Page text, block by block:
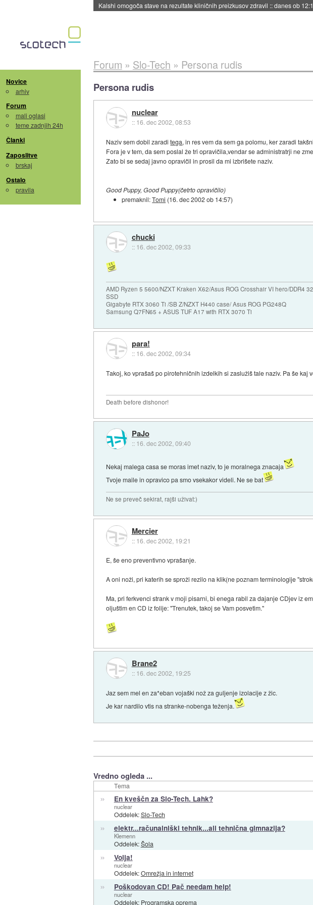
Kalshi omogoča stave na rezultate kliničnih preizkusov zdravil ::danes ob
Novice
arhiv
Forum
mali oglasi
teme zadnjih 24h
Članki
Zaposlitve
brskaj
Ostalo
pravila
Forum » Slo-Tech » Persona rudis
Persona rudis
nuclear
:: 16. dec 2002, 08:53
Naziv sem dobil zaraditega, in res vem da sem ga polomu, ker zaradi
Fora je v tem, da sem poslal že tri opravičila,vendar se administratrji ne
Zato bi se sedaj javno opravičil in prosil da mi izbrišete naziv.
Good Puppy, Good Puppy(četrto opravičilo)
premaknil:Tomi (16. dec 2002 ob 14:57)
chucki
:: 16. dec 2002, 09:33
AMD Ryzen 5 5600/NZXT Kraken X62/Asus ROG Crosshair VI hero/DDR4
SSD
Gigabyte RTX 3060 Ti /SB Z/NZXT H440 case/ Asus ROG PG248Q
Samsung Q7FN65 + ASUS TUF A17 with RTX 3070 Ti
para!
:: 16. dec 2002, 09:34
Takoj, ko vprašaš po pirotehničnih izdelkih si zaslužiš tale naziv. Pa še kaj
Death before dishonor!
PaJo
:: 16. dec 2002, 09:40
Nekaj malega casa se moras imet naziv, to je moralnega znacaja
Tvoje maile in opravico pa smo vsekakor videli. Ne se bat
Ne se preveč sekirat, rajši uživat:)
Mercier
:: 16. dec 2002, 19:21
E, še eno preventivno vprašanje.
A oni noži, pri katerih se sproži rezilo na klik(ne poznam terminologije
Ma, pri ferkvenci strank v moji pisarni, bi enega rabil za dajanje CDjev iz
oljuštim en CD iz folije: "Trenutek, takoj se Vam posvetim."
Brane2
:: 16. dec 2002, 19:25
Jaz sem mel en za*eban vojaški nož za guljenje izolacije z žic.
Je kar nardilo vtis na stranke-nobenga teženja.
Vredno ogleda ...
Tema
» En kveščn za Slo-Tech. Lahk?
nuclear
Oddelek:Slo-Tech
» elektr...računalniški tehnik...ali tehnična gimnazija?
Klemenn
Oddelek:Šola
» Volja!
nuclear
Oddelek:Omrežja in internet
» Poškodovan CD! Pač needam help!
nuclear
Oddelek: Programska oprema